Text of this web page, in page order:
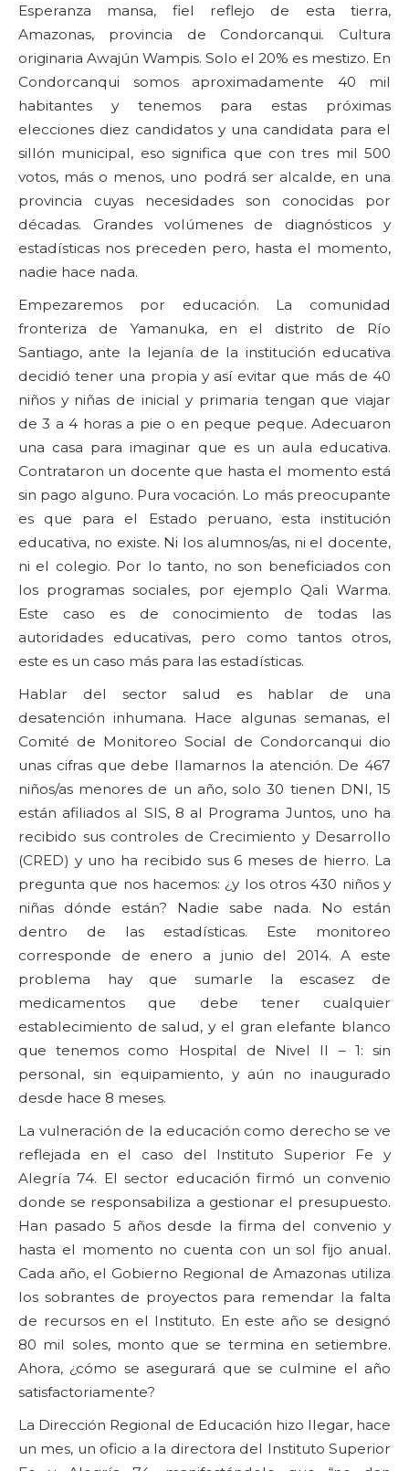
Esperanza mansa, fiel reflejo de esta tierra,
Amazonas, provincia de Condorcanqui. Cultura
originaria Awajún Wampis. Solo el 20% es mestizo. En
Condorcanqui somos aproximadamente 40 mil
habitantes y tenemos para estas próximas
elecciones diez candidatos y una candidata para el
sillón municipal, eso significa que con tres mil 500
votos, más o menos, uno podrá ser alcalde, en una
provincia cuyas necesidades son conocidas por
décadas. Grandes volúmenes de diagnósticos y
estadísticas nos preceden pero, hasta el momento,
nadie hace nada.
Empezaremos por educación. La comunidad
fronteriza de Yamanuka, en el distrito de Río
Santiago, ante la lejanía de la institución educativa
decidió tener una propia y así evitar que más de 40
niños y niñas de inicial y primaria tengan que viajar
de 3 a 4 horas a pie o en peque peque. Adecuaron
una casa para imaginar que es un aula educativa.
Contrataron un docente que hasta el momento está
sin pago alguno. Pura vocación. Lo más preocupante
es que para el Estado peruano, esta institución
educativa, no existe. Ni los alumnos/as, ni el docente,
ni el colegio. Por lo tanto, no son beneficiados con
los programas sociales, por ejemplo Qali Warma.
Este caso es de conocimiento de todas las
autoridades educativas, pero como tantos otros,
este es un caso más para las estadísticas.
Hablar del sector salud es hablar de una
desatención inhumana. Hace algunas semanas, el
Comité de Monitoreo Social de Condorcanqui dio
unas cifras que debe llamarnos la atención. De 467
niños/as menores de un año, solo 30 tienen DNI, 15
están afiliados al SIS, 8 al Programa Juntos, uno ha
recibido sus controles de Crecimiento y Desarrollo
(CRED) y uno ha recibido sus 6 meses de hierro. La
pregunta que nos hacemos: ¿y los otros 430 niños y
niñas dónde están? Nadie sabe nada. No están
dentro de las estadísticas. Este monitoreo
corresponde de enero a junio del 2014. A este
problema hay que sumarle la escasez de
medicamentos que debe tener cualquier
establecimiento de salud, y el gran elefante blanco
que tenemos como Hospital de Nivel II – 1: sin
personal, sin equipamiento, y aún no inaugurado
desde hace 8 meses.
La vulneración de la educación como derecho se ve
reflejada en el caso del Instituto Superior Fe y
Alegría 74. El sector educación firmó un convenio
donde se responsabiliza a gestionar el presupuesto.
Han pasado 5 años desde la firma del convenio y
hasta el momento no cuenta con un sol fijo anual.
Cada año, el Gobierno Regional de Amazonas utiliza
los sobrantes de proyectos para remendar la falta
de recursos en el Instituto. En este año se designó
80 mil soles, monto que se termina en setiembre.
Ahora, ¿cómo se asegurará que se culmine el año
satisfactoriamente?
La Dirección Regional de Educación hizo llegar, hace
un mes, un oficio a la directora del Instituto Superior